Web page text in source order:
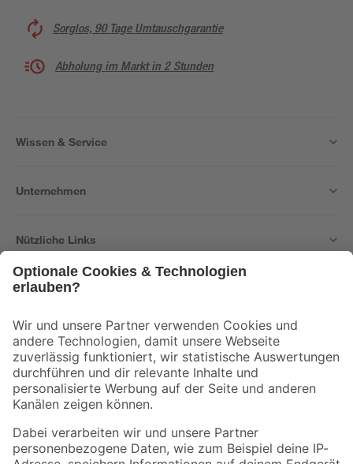
Sorglos, 90 Tage Umtauschgarantie
Abholung im Markt in 2 Stunden
Wissen & Service
Unternehmen
Nützliche Links
Der toom Newsletter: Keine Angebote und Aktionen mehr verpassen!
Zur Newsletter Anmeldung
Folge uns